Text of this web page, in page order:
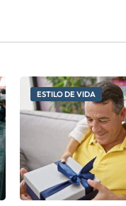
ESTILO DE VIDA